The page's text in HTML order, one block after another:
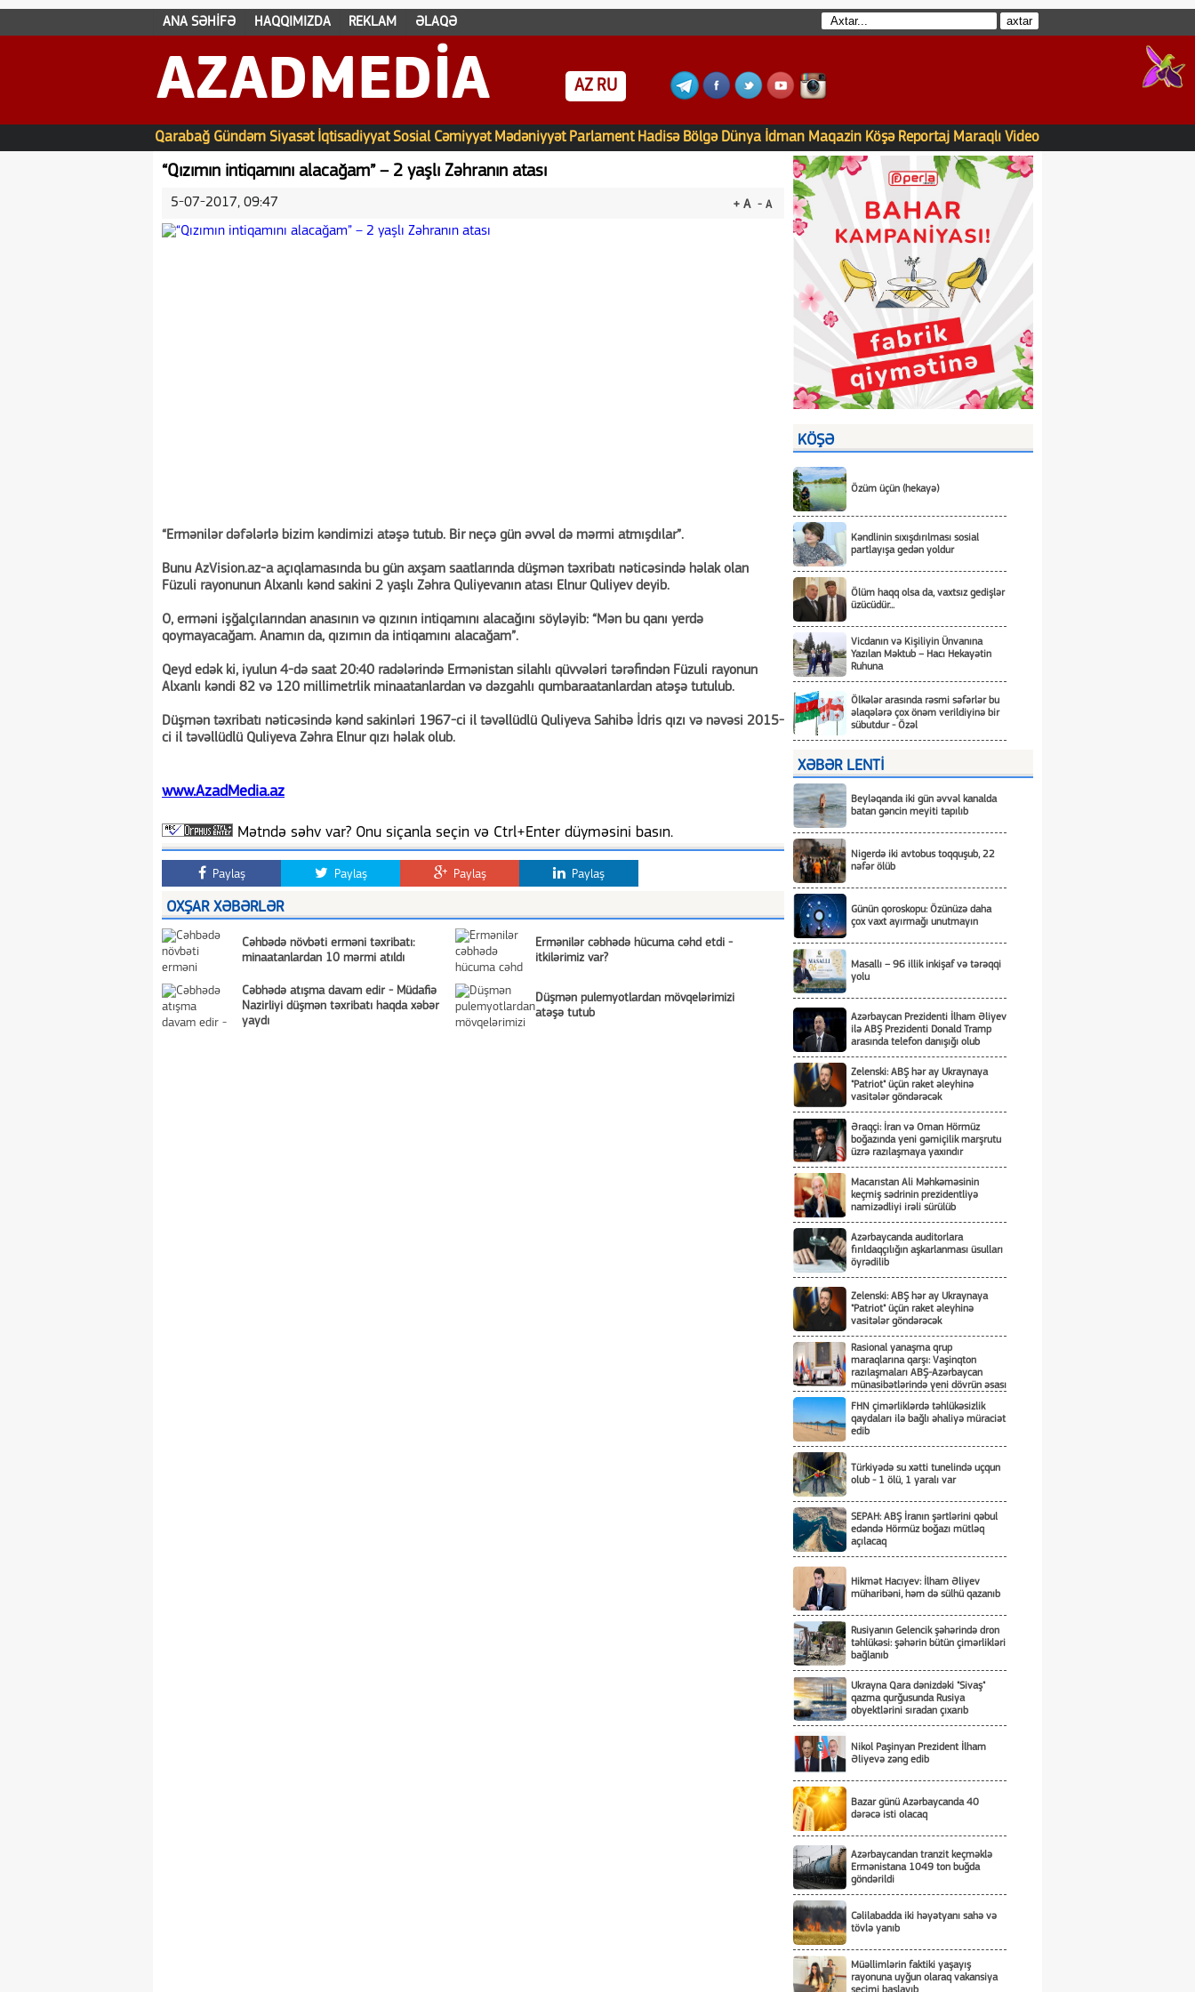
ANA SƏHİFƏ HAQQIMIZDA REKLAM ƏLAQƏ
AZADMEDIA AZ RU
Qarabağ Gündəm Siyasət İqtisadiyyat Sosial Cəmiyyət Mədəniyyət Parlament Hadisə Bölgə Dünya İdman Maqazin Köşə Reportaj Maraqlı Video
“Qızımın intiqamını alacağam” – 2 yaşlı Zəhranın atası
+ A - A
5-07-2017, 09:47
“Ermənilər dəfələrlə bizim kəndimizi atəşə tutub. Bir neçə gün əvvəl də mərmi atmışdılar”.
Bunu AzVision.az-a açıqlamasında bu gün axşam saatlarında düşmən təxribatı nəticəsində həlak olan
Füzuli rayonunun Alxanlı kənd sakini 2 yaşlı Zəhra Quliyevanın atası Elnur Quliyev deyib.
O, erməni işğalçılarından anasının və qızının intiqamını alacağını söyləyib: “Mən bu qanı yerdə
qoymayacağam. Anamın da, qızımın da intiqamını alacağam”.
Qeyd edək ki, iyulun 4-də saat 20:40 radələrində Ermənistan silahlı qüvvələri tərəfindən Füzuli rayonun
Alxanlı kəndi 82 və 120 millimetrlik minaatanlardan və dəzgahlı qumbaraatanlardan atəşə tutulub.
Düşmən təxribatı nəticəsində kənd sakinləri 1967-ci il təvəllüdlü Quliyeva Sahibə İdris qızı və nəvəsi 2015-
ci il təvəllüdlü Quliyeva Zəhra Elnur qızı həlak olub.
www.AzadMedia.az
Mətndə səhv var? Onu siçanla seçin və Ctrl+Enter düyməsini basın.
Paylaş Paylaş Paylaş Paylaş
OXŞAR XƏBƏRLƏR
Cəhbədə növbəti erməni təxribatı:
minaatanlardan 10 mərmi atıldı
Ermənilər cəbhədə hücuma cəhd etdi -
itkilərimiz var?
Cəbhədə atışma davam edir - Müdafiə
Nazirliyi düşmən təxribatı haqda xəbər
yaydı
Düşmən pulemyotlardan mövqelərimizi
atəşə tutub
KÖŞƏ
Özüm üçün (hekayə)
Kəndlinin sıxışdırılması sosial
partlayışa gedən yoldur
Ölüm haqq olsa da, vaxtsız gedişlər
üzücüdür...
Vicdanın və Kişiliyin Ünvanına
Yazılan Məktub – Hacı Hekayətin
Ruhuna
Ölkələr arasında rəsmi səfərlər bu
əlaqələrə çox önəm verildiyinə bir
sübutdur - Özəl
XƏBƏR LENTİ
Beyləqanda iki gün əvvəl kanalda
batan gəncin meyiti tapılıb
Nigerdə iki avtobus toqquşub, 22
nəfər ölüb
Günün qoroskopu: Özünüzə daha
çox vaxt ayırmağı unutmayın
Masallı – 96 illik inkişaf və tərəqqi
yolu
Azərbaycan Prezidenti İlham Əliyev
ilə ABŞ Prezidenti Donald Tramp
arasında telefon danışığı olub
Zelenski: ABŞ hər ay Ukraynaya
"Patriot" üçün raket əleyhinə
vasitələr göndərəcək
Əraqçi: İran və Oman Hörmüz
boğazında yeni gəmiçilik marşrutu
üzrə razılaşmaya yaxındır
Macarıstan Ali Məhkəməsinin
keçmiş sədrinin prezidentliyə
namizədliyi irəli sürülüb
Azərbaycanda auditorlara
fırıldaqçılığın aşkarlanması üsulları
öyrədilib
Zelenski: ABŞ hər ay Ukraynaya
"Patriot" üçün raket əleyhinə
vasitələr göndərəcək
Rasional yanaşma qrup
maraqlarına qarşı: Vaşinqton
razılaşmaları ABŞ-Azərbaycan
münasibətlərində yeni dövrün əsası
FHN çimərliklərdə təhlükəsizlik
qaydaları ilə bağlı əhaliyə müraciət
edib
Türkiyədə su xətti tunelində uçqun
olub - 1 ölü, 1 yaralı var
SEPAH: ABŞ İranın şərtlərini qəbul
edəndə Hörmüz boğazı mütləq
açılacaq
Hikmət Hacıyev: İlham Əliyev
müharibəni, həm də sülhü qazanıb
Rusiyanın Gelencik şəhərində dron
təhlükəsi: şəhərin bütün çimərlikləri
bağlanıb
Ukrayna Qara dənizdəki "Sivaş"
qazma qurğusunda Rusiya
obyektlərini sıradan çıxarıb
Nikol Paşinyan Prezident İlham
Əliyevə zəng edib
Bazar günü Azərbaycanda 40
dərəcə isti olacaq
Azərbaycandan tranzit keçməklə
Ermənistana 1049 ton buğda
göndərildi
Cəlilabadda iki həyətyanı sahə və
tövlə yanıb
Müəllimlərin faktiki yaşayış
rayonuna uyğun olaraq vakansiya